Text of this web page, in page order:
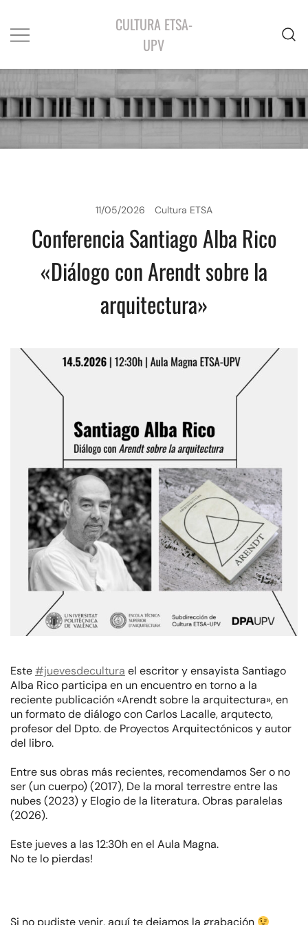
CULTURA ETSA-
UPV
11/05/2026 Cultura ETSA
Conferencia Santiago Alba Rico
«Diálogo con Arendt sobre la
arquitectura»
Este#juevesdecultura el escritor y ensayista Santiago
Alba Rico participa en un encuentro en torno a la
reciente publicación «Arendt sobre la arquitectura», en
un formato de diálogo con Carlos Lacalle, arqutecto,
profesor del Dpto. de Proyectos Arquitectónicos y autor
del libro.
Entre sus obras más recientes, recomendamos Ser o no
ser (un cuerpo) (2017), De la moral terrestre entre las
nubes (2023) y Elogio de la literatura. Obras paralelas
(2026).
Este jueves a las 12:30h en el Aula Magna.
No te lo pierdas!